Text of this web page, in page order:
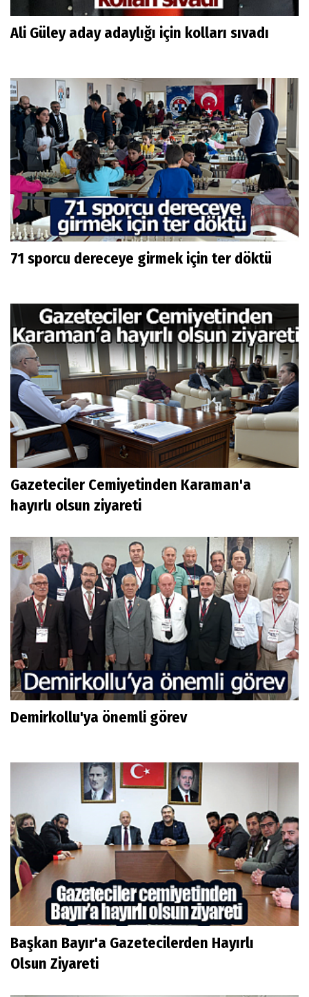
Ali Güley aday adaylığı için kolları sıvadı
71 sporcu dereceye girmek için ter döktü
Gazeteciler Cemiyetinden Karaman'a
hayırlı olsun ziyareti
Demirkollu'ya önemli görev
Başkan Bayır'a Gazetecilerden Hayırlı
Olsun Ziyareti